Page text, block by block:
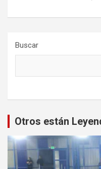
Buscar
Otros están